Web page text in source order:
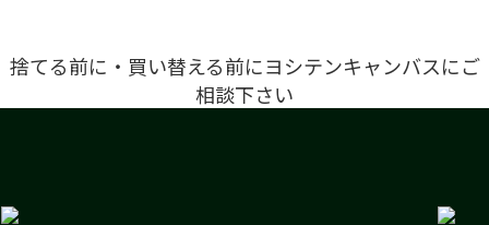
捨てる前に・買い替える前にヨシテンキャンバスにご
相談下さい